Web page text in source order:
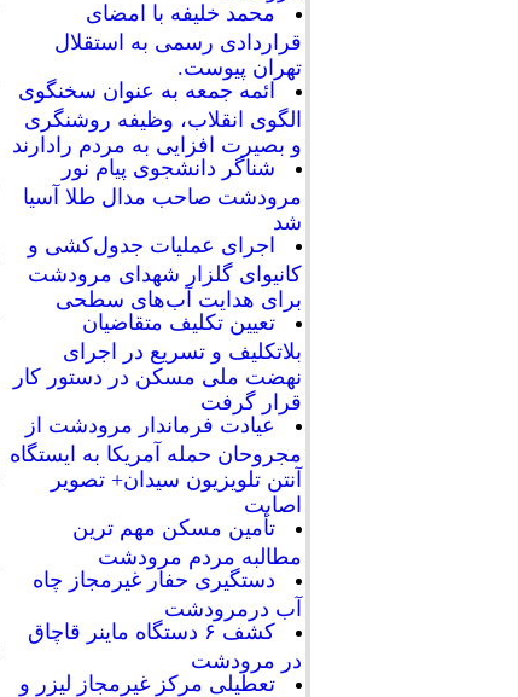
محمد خلیفه با امضای
قراردادی رسمی به استقلال
تهران پیوست.
ائمه جمعه به عنوان سخنگوی
الگوی انقلاب، وظیفه روشنگری
و بصیرت افزایی به مردم رادارند
شناگر دانشجوی پیام نور
مرودشت صاحب مدال طلا آسیا
شد
اجرای عملیات جدول‌کشی و
کانیوای گلزار شهدای مرودشت
برای هدایت آب‌های سطحی
تعیین تکلیف متقاضیان
بلاتکلیف و تسریع در اجرای
نهضت ملی مسکن در دستور کار
قرار گرفت
عیادت فرماندار مرودشت از
مجروحان حمله آمریکا به ایستگاه
آنتن تلویزیون سیدان+ تصویر
اصابت
تأمین مسکن مهم ترین
مطالبه مردم مرودشت
دستگیری حفار غیرمجاز چاه
آب درمرودشت
کشف ۶ دستگاه ماینر قاچاق
در مرودشت
تعطیلی مرکز غیرمجاز لیزر و